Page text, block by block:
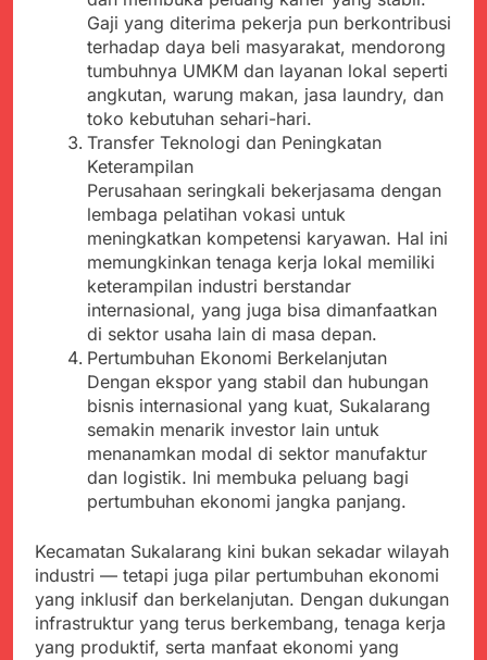
Gaji yang diterima pekerja pun berkontribusi
terhadap daya beli masyarakat, mendorong
tumbuhnya UMKM dan layanan lokal seperti
angkutan, warung makan, jasa laundry, dan
toko kebutuhan sehari-hari.
Transfer Teknologi dan Peningkatan
Keterampilan
Perusahaan seringkali bekerjasama dengan
lembaga pelatihan vokasi untuk
meningkatkan kompetensi karyawan. Hal ini
memungkinkan tenaga kerja lokal memiliki
keterampilan industri berstandar
internasional, yang juga bisa dimanfaatkan
di sektor usaha lain di masa depan.
Pertumbuhan Ekonomi Berkelanjutan
Dengan ekspor yang stabil dan hubungan
bisnis internasional yang kuat, Sukalarang
semakin menarik investor lain untuk
menanamkan modal di sektor manufaktur
dan logistik. Ini membuka peluang bagi
pertumbuhan ekonomi jangka panjang.
Kecamatan Sukalarang kini bukan sekadar wilayah
industri — tetapi juga pilar pertumbuhan ekonomi
yang inklusif dan berkelanjutan. Dengan dukungan
infrastruktur yang terus berkembang, tenaga kerja
yang produktif, serta manfaat ekonomi yang